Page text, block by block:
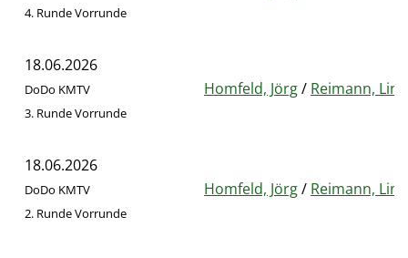
4. Runde Vorrunde
18.06.2026
DoDo KMTV
3. Runde Vorrunde
Homfeld, Jörg/ Reimann,
18.06.2026
DoDo KMTV
2. Runde Vorrunde
Homfeld, Jörg/ Reimann,